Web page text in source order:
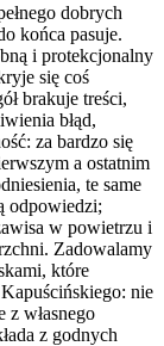
dobrych
końca pasuje.
i protekcjonalny
się coś
brakuje treści,
błąd,
za bardzo się
a ostatnim
te same
odpowiedzi;
w powietrzu i
Zadowalamy
które
nie
z własnego
z godnych